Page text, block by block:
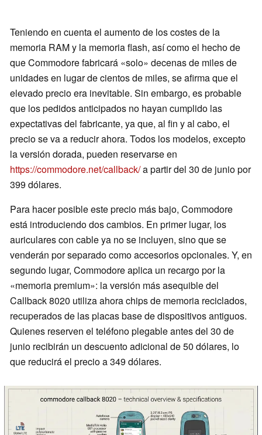
Teniendo en cuenta el aumento de los costes de la
memoria RAM y la memoria flash, así como el hecho de
que Commodore fabricará «solo» decenas de miles de
unidades en lugar de cientos de miles, se afirma que el
elevado precio era inevitable. Sin embargo, es probable
que los pedidos anticipados no hayan cumplido las
expectativas del fabricante, ya que, al fin y al cabo, el
precio se va a reducir ahora. Todos los modelos, excepto
la versión dorada, pueden reservarse en
https://commodore.net/callback/a partir del 30 de junio por
399 dólares.
Para hacer posible este precio más bajo, Commodore
está introduciendo dos cambios. En primer lugar, los
auriculares con cable ya no se incluyen, sino que se
venderán por separado como accesorios opcionales. Y, en
segundo lugar, Commodore aplica un recargo por la
«memoria premium»: la versión más asequible del
Callback 8020 utiliza ahora chips de memoria reciclados,
recuperados de las placas base de dispositivos antiguos.
Quienes reserven el teléfono plegable antes del 30 de
junio recibirán un descuento adicional de 50 dólares, lo
que reducirá el precio a 349 dólares.